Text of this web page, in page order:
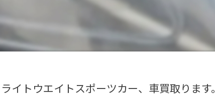
トウエイトスポーツカー、車買取ります。